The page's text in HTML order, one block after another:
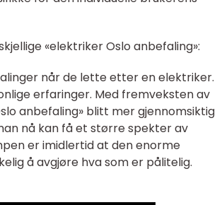
«elektriker Oslo anbefaling»:
når de lette etter en elektriker.
erfaringer. Med fremveksten av
anbefaling» blitt mer gjennomsiktig
nå kan få et større spekter av
er imidlertid at den enorme
å avgjøre hva som er pålitelig.